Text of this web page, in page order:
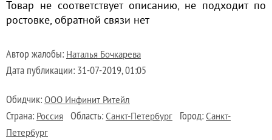
Товар не соответствует описанию, не подходит по
ростовке, обратной связи нет
Автор жалобы: Наталья Бочкарева
Дата публикации: 31-07-2019, 01:05
Обидчик: ООО Инфинит Ритейл
Страна: Россия Область: Санкт-Петербург Город: Санкт-
Петербург